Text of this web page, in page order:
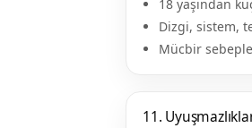
18 yaşından
Dizgi, sistem,
Mücbir
11.